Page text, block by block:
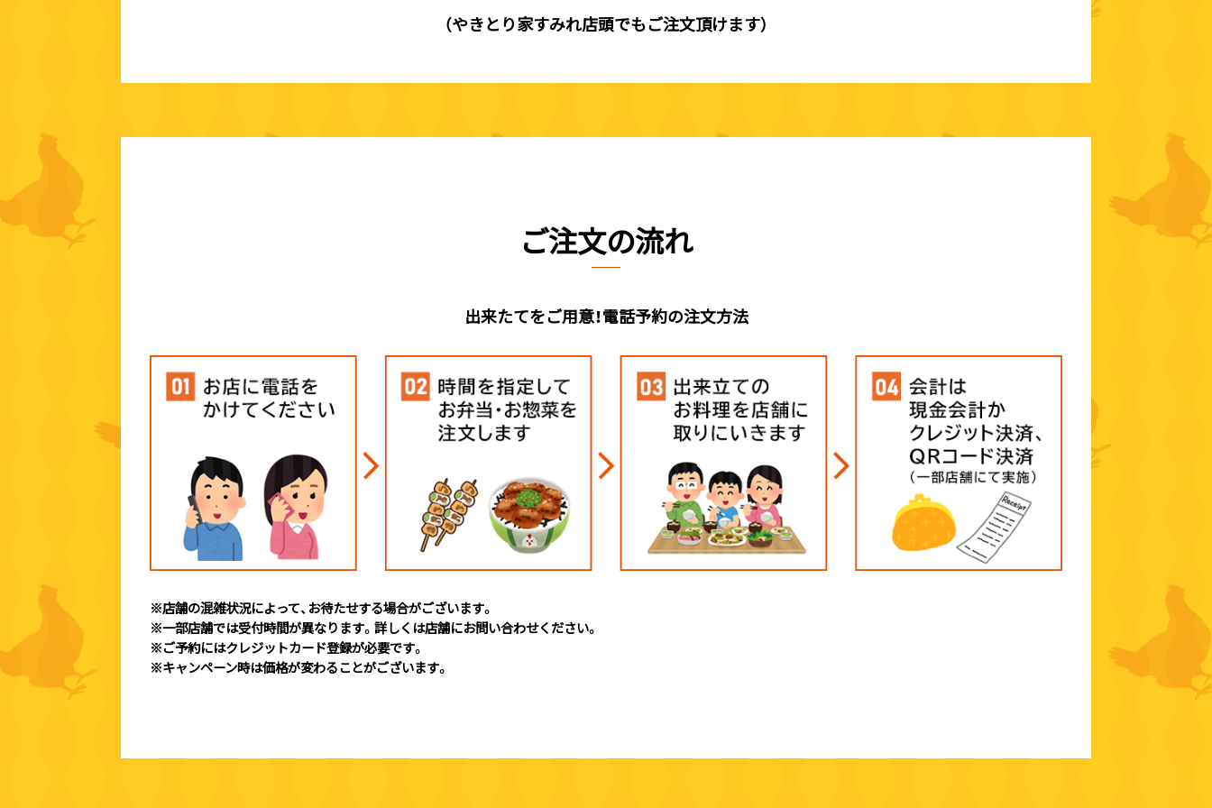
（やきとり家すみれ店頭でもご注文頂けます）
ご注文の流れ
出来たてをご用意！電話予約の注文方法
※店舗の混雑状況によって、お待たせする場合がございます。
※一部店舗では受付時間が異なります。詳しくは店舗にお問い合わせください。
※ご予約にはクレジットカード登録が必要です。
※キャンペーン時は価格が変わることがございます。